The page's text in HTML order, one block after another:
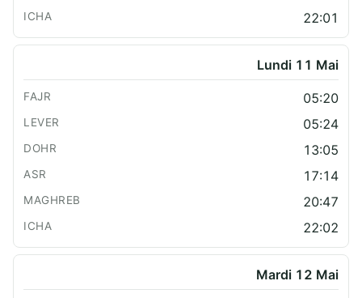
22:01
Lundi 11 Mai
05:20
05:24
13:05
17:14
20:47
22:02
Mardi 12 Mai